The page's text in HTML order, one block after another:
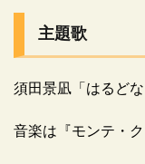
主題歌
須田景凪「はるどな
音楽は『モンテ・